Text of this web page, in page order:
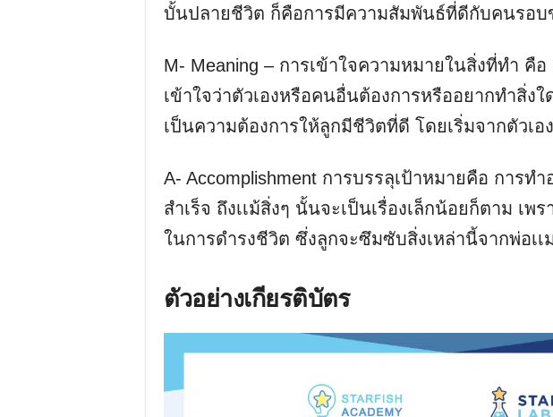
บั้นปลายชีวิต ก็คือการมีความสัมพันธ์ที่ดีกับคนรอบ
M- Meaning – การเข้าใจความหมายในสิ่งที่ทำ คื
เข้าใจว่าตัวเองหรือคนอื่นต้องการหรืออยากทำสิ่งใ
เป็นความต้องการให้ลูกมีชีวิตที่ดี โดยเริ่มจากตัวเอง
A- Accomplishment การบรรลุเป้าหมายคือ การท
สำเร็จ ถึงเเม้สิ่งๆ นั้นจะเป็นเรื่องเล็กน้อยก็ตาม เ
ในการดำรงชีวิต ซึ่งลูกจะซึมซับสิ่งเหล่านี้จากพ่อเเ
ตัวอย่างเกียรติบัตร